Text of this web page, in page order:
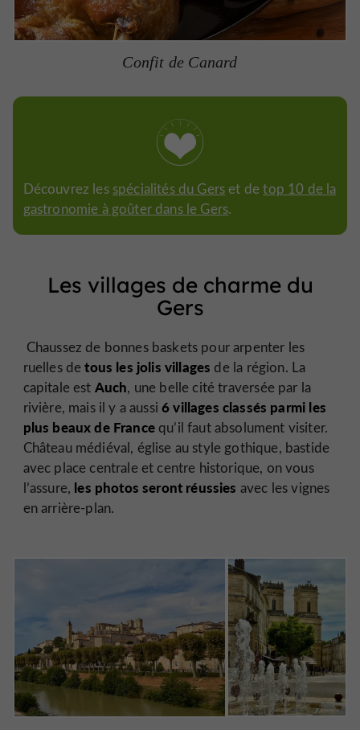
Confit de Canard
Découvrez les spécialités du Gerset detop 10 de la
gastronomie à goûter dans le Gers.
Les villages de charme du
Gers
Chaussez de bonnes baskets pour arpenter les
ruelles detous les jolis villages de la région. La
capitale est Auch, une belle cité traversée par la
rivière, mais il y a aussi 6 villages classés parmi les
plus beaux de France qu’il faut absolument visiter.
Château médiéval, église au style gothique, bastide
avec place centrale et centre historique, on vous
l’assure, les photos seront réussies avec les vignes
en arrière-plan.